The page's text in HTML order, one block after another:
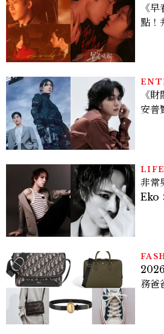
《
點！
《
安普
多大
非常
Eko
務爸